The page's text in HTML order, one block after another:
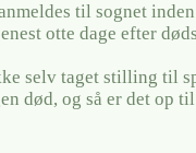
til sognet
otte dage efter
selv taget stilling til
død, og så er det op